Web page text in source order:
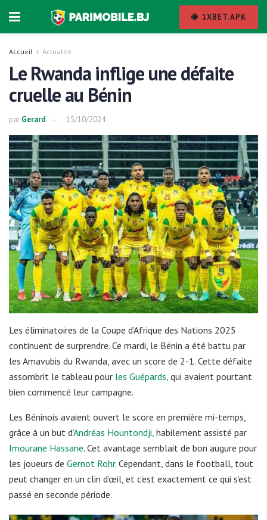
1XBET.APK
Accueil Actualité
Le Rwanda inflige une défaite
cruelle au Bénin
par Gerard 15/10/2024
Les éliminatoires de la Coupe d’Afrique des Nations 2025
continuent de surprendre. Ce mardi, le Bénin a été battu par
les Amavubis du Rwanda, avec un score de 2-1. Cette défaite
assombrit le tableau pour les Guépards, qui avaient pourtant
bien commencé leur campagne.
Les Béninois avaient ouvert le score en première mi-temps,
grâce à un but d’Andréas Hountondji, habilement assisté par
Imourane Hassane. Cet avantage semblait de bon augure pour
les joueurs de Gernot Rohr. Cependant, dans le football, tout
peut changer en un clin d’œil, et c’est exactement ce qui s’est
passé en seconde période.